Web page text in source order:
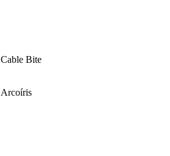
Cable Bite
Arcoíris